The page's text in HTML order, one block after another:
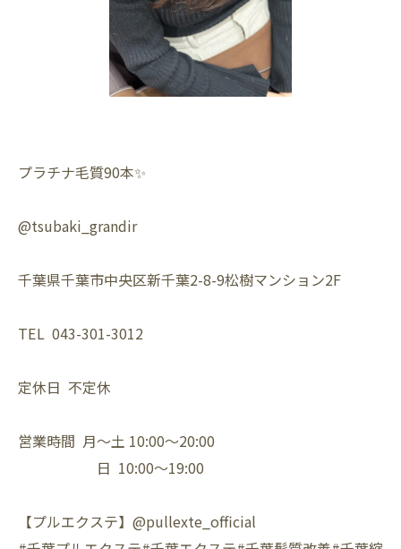
プラチナ毛質90本✨️
@tsubaki_grandir
千葉県千葉市中央区新千葉2-8-9松樹マンション2F⁡
TEL 043-301-3012⁡
定休日 不定休⁡
営業時間 月〜土 10:00〜20:00⁡
日 10:00〜19:00⁡
【プルエクステ】@pullexte_official⁡